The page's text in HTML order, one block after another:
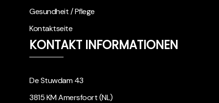
Gesundheit / Pflege
Kontaktseite
KONTAKT INFORMATIONEN
De Stuwdam 43
3815 KM Amersfoort (NL)